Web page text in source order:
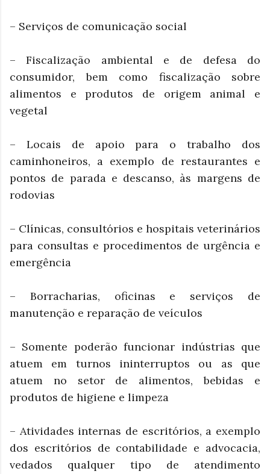
– Serviços de comunicação social
– Fiscalização ambiental e de defesa do
consumidor, bem como fiscalização sobre
alimentos e produtos de origem animal e
vegetal
– Locais de apoio para o trabalho dos
caminhoneiros, a exemplo de restaurantes e
pontos de parada e descanso, às margens de
rodovias
– Clínicas, consultórios e hospitais veterinários
para consultas e procedimentos de urgência e
emergência
– Borracharias, oficinas e serviços de
manutenção e reparação de veículos
– Somente poderão funcionar indústrias que
atuem em turnos ininterruptos ou as que
atuem no setor de alimentos, bebidas e
produtos de higiene e limpeza
– Atividades internas de escritórios, a exemplo
dos escritórios de contabilidade e advocacia,
vedados qualquer tipo de atendimento